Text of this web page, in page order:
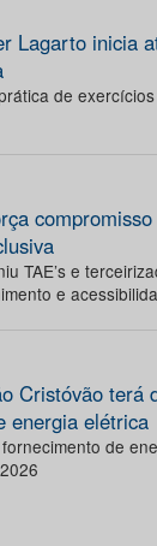
Lagarto inicia
de
TAE’s e
e
Cristóvão terá
energia elétrica
de